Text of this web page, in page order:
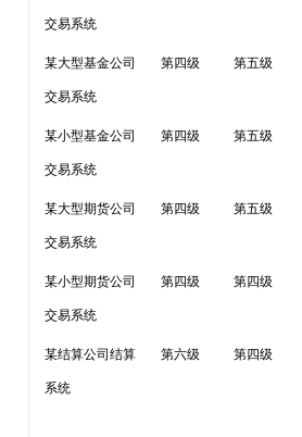
交易系统
某大型基金公司
交易系统
第四级 第五级
某小型基金公司
交易系统
第四级 第五级
某大型期货公司
交易系统
第四级 第五级
某小型期货公司
交易系统
第四级 第四级
某结算公司结算
系统
第六级 第四级